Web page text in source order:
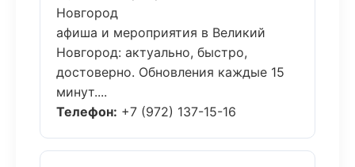
Новгород
афиша и мероприятия в Великий
Новгород: актуально, быстро,
достоверно. Обновления каждые 15
минут....
Телефон: +7 (972) 137-15-16